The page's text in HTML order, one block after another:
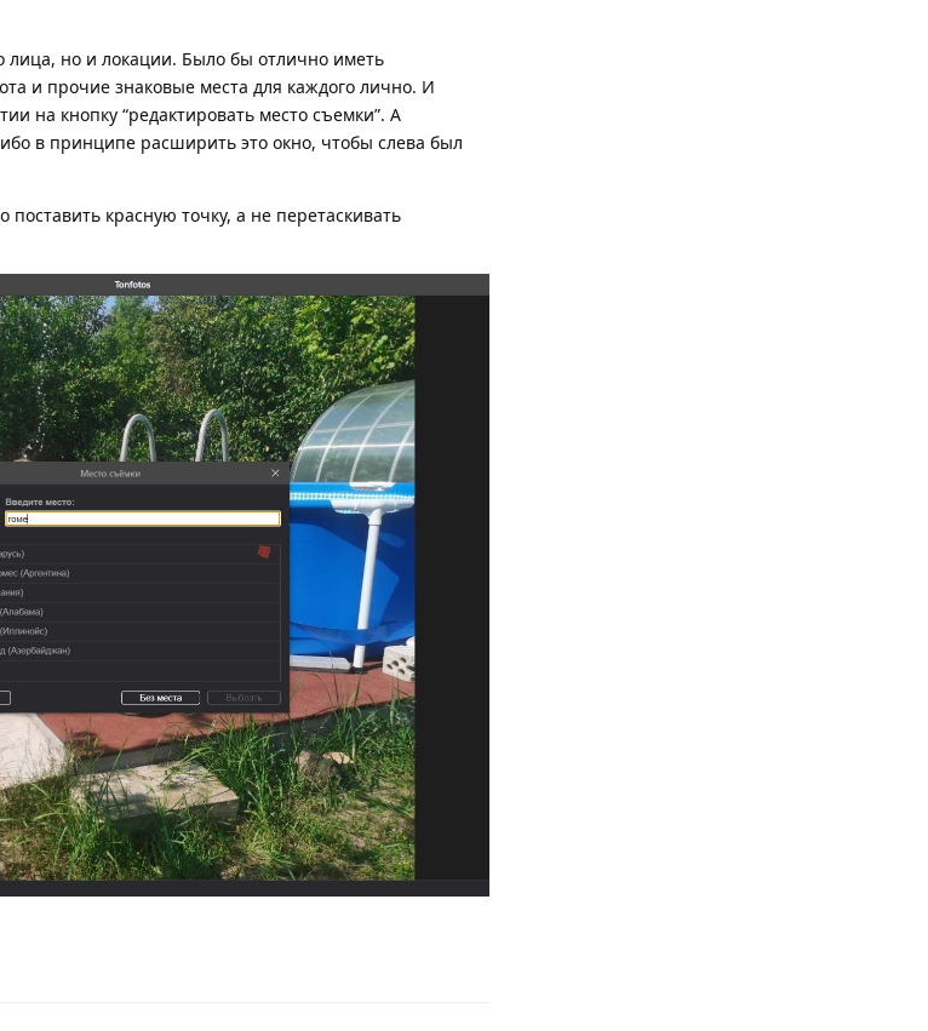
но и локации. Было бы отлично иметь
и прочие знаковые места для каждого лично. И
на кнопку “редактировать место съемки”. А
в принципе расширить это окно, чтобы слева был
красную точку, а не перетаскивать